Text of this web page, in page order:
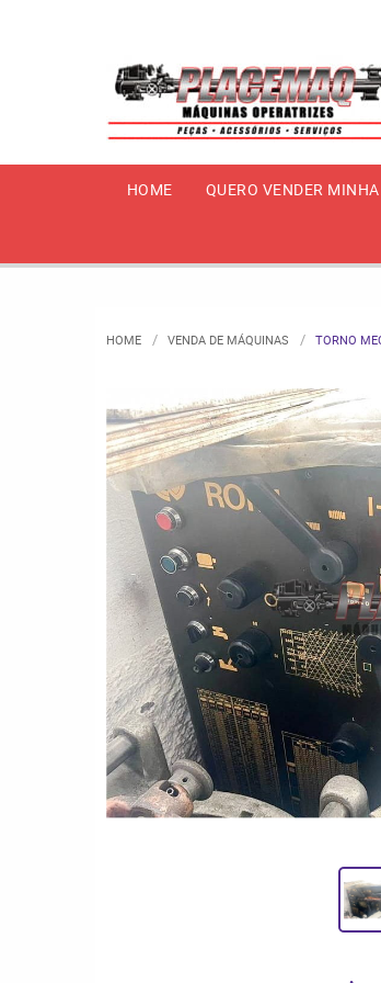
HOME QUERO VENDER
HOME VENDA DE MÁQUINAS TORNO